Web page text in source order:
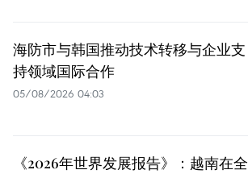
海防市与韩国推动技术转移与企业支
持领域国际合作
05/08/2026 04:03
《2026年世界发展报告》：越南在全